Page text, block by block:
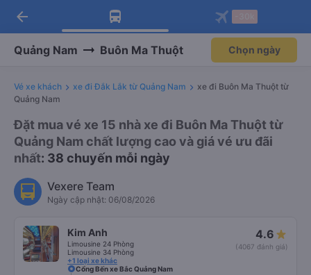
Tải app Vexere ngay!
Nhận ưu đãi thành viên độc
Mở app
Tải app Vexere
-30k/ghế khi đặt vé máy bay qua
Mở app
arrow_back
Quảng Nam Buôn Ma Thuột Chọn ngày
Vé xe khách xe đi Đắk Lắk từ Quảng Nam
xe đi Buôn Ma Thuột từ
Quảng Nam
Đặt mua vé xe 15 nhà xe đi Buôn Ma Thuột từ
Quảng Nam chất lượng cao và giá vé ưu đãi
nhất: 38 chuyến mỗi ngày
Vexere Team
Ngày cập nhật: 06/08/2026
Kim Anh
Limousine 24 Phòng
Limousine 34 Phòng
+1 loại xe khác
4.6
(4067 đánh giá)
Cổng Bến xe Bắc Quảng Nam